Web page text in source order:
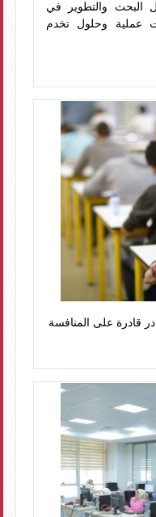
البحث والتطوير في
عملية وحلول تخدم
قادرة على المنافسة